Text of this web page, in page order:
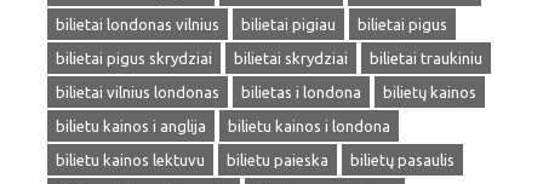
bilietai londonas vilnius
bilietai pigiau
bilietai pigus
bilietai pigus skrydziai
bilietai skrydziai
bilietai traukiniu
bilietai vilnius londonas
bilietas i londona
bilietų kainos
bilietu kainos i anglija
bilietu kainos i londona
bilietu kainos lektuvu
bilietu paieska
bilietų pasaulis